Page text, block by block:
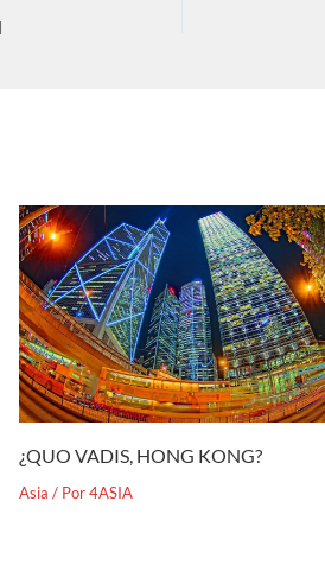
¿QUO VADIS, HONG KONG?
Asia / Por4ASIA